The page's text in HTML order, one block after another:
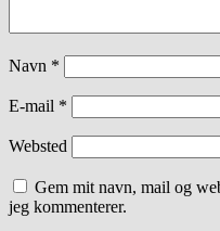
Navn *
E-mail *
Websted
Gem mit navn, mail og
jeg kommenterer.